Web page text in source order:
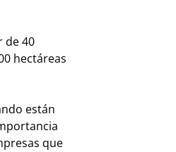
de 40
hectáreas
están
que